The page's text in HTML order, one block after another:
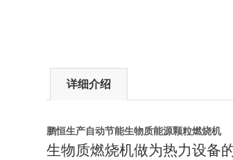
详细介绍
鹏恒生产自动节能生物质能源颗粒燃烧机
生物质燃烧机做为热力设备